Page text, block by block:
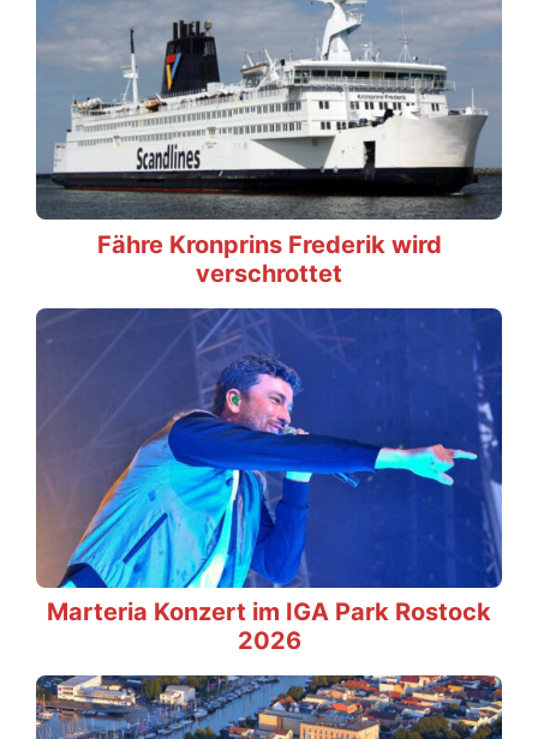
Fähre Kronprins Frederik wird
verschrottet
Marteria Konzert im IGA Park Rostock
2026